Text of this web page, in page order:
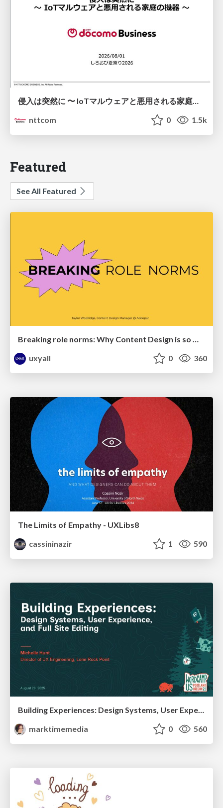
侵入は突然に 〜 IoTマルウェアと悪用される家庭の機器 ～ / When Intrusion Strikes: IoT Malware and the Abuse of Home Devices
nttcom
0 1.5k
Featured
See All Featured
Breaking role norms: Why Content Design is so much more than writing copy - Taylor Woolridge
uxyall
0 360
The Limits of Empathy - UXLibs8
cassininazir
1 590
Building Experiences: Design Systems, User Experience, and Full Site Editing
marktimemedia
0 560